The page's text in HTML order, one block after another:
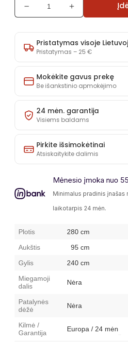
Sumažinti
Kampas
Areza
kiekį
Padidinti
Kampas
Areza
kiekį
Pristatymas visoje
Pristatymas – 25 €
Mokėkite gavus prekę
Be išankstinio apmokėjimo
24 mėn. garantija
Visiems baldams
Pirkite išsimokėtinai
Atsiskaitykite dalimis
Mėnesio įmoka nuo
Minimalus pradinis įnašas
laikotarpis 24 mėn.
Plotis
280 cm
Aukštis
95 cm
Gylis
240 cm
Miegamoji
dalis
Nėra
Patalynės
dėžė
Nėra
Kilmė /
Garantija
Europa / 24 mėn